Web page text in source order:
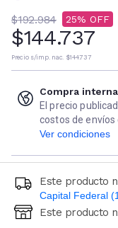
$192.984 25
$144.737
Precio s/imp. nac. $144.737
Compra
El precio
costos de
Ver condiciones
Este producto
Capital Federal
Ingresá código
Este producto